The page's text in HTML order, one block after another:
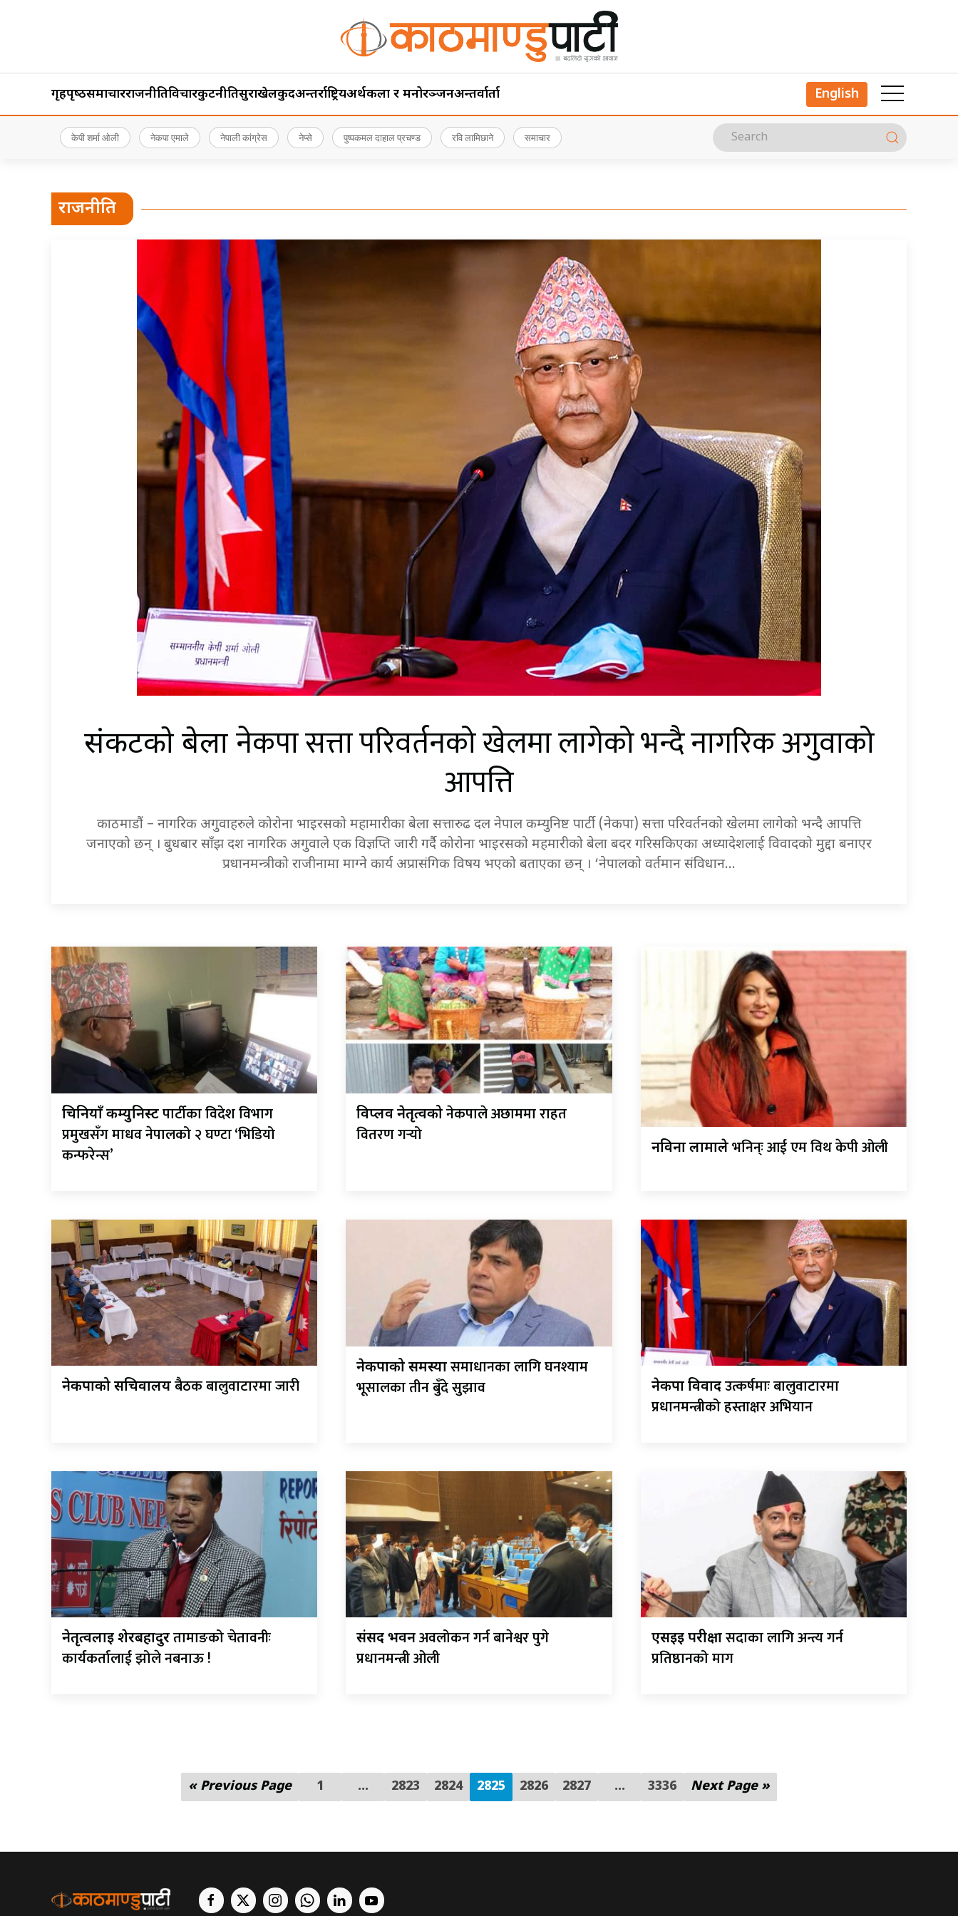
गृहपृष्‍ठसमाचारराजनीतिविचारकुटनीतिसुरक्षाखेलकुदअन्तर्राष्ट्रियअर्थकला र मनोरञ्जनअन्तर्वार्ता English
केपी शर्मा ओली नेकपा एमाले नेपाली कांग्रेस नेप्से पुष्पकमल दाहाल प्रचण्ड रवि लामिछाने समाचार
राजनीति
संकटको बेला नेकपा सत्ता परिवर्तनको खेलमा लागेको भन्दै नागरिक अगुवाको
आपत्ति
काठमाडौं – नागरिक अगुवाहरुले कोरोना भाइरसको महामारीका बेला सत्तारुढ दल नेपाल कम्युनिष्ट पार्टी (नेकपा) सत्ता परिवर्तनको खेलमा लागेको भन्दै आपत्ति
जनाएको छन् । बुधबार साँझ दश नागरिक अगुवाले एक विज्ञप्ति जारी गर्दै कोरोना भाइरसको महमारीको बेला बदर गरिसकिएका अध्यादेशलाई विवादको मुद्दा बनाएर
प्रधानमन्त्रीको राजीनामा माग्ने कार्य अप्रासंगिक विषय भएको बताएका छन् । ‘नेपालको वर्तमान संविधान…
चिनियाँ कम्युनिस्टपार्टीका विदेश विभाग
प्रमुखसँग माधव नेपालको २ घण्टा ‘भिडियो
कन्फरेन्स’
विप्लव नेतृत्वकोनेकपाले अछाममा राहत
वितरण गर्‍यो
नविना लामालेभनिन्ः आई एम विथ केपी ओली
नेकपाको सचिवालयबैठक बालुवाटारमा जारी
नेकपाको समस्यासमाधानका लागि घनश्याम
भूसालका तीन बुँदे सुझाव
नेकपा विवादउत्कर्षमाः बालुवाटारमा
प्रधानमन्त्रीको हस्ताक्षर अभियान
नेतृत्वलाई शेरबहादुरतामाङको चेतावनीः
कार्यकर्तालाई झोले नबनाऊ !
संसद भवनअवलोकन गर्न बानेश्वर पुगे
प्रधानमन्त्री ओली
एसईई परीक्षासदाका लागि अन्त्य गर्न
प्रतिष्ठानको माग
« Previous Page 1 … 2823 2824 2825 2826 2827 ... 3336 Next Page »